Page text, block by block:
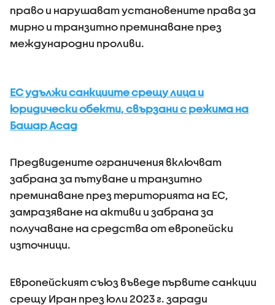
право и нарушават установените права за
мирно и транзитно преминаване през
международни проливи.
ЕС удължи санкциите срещу лица и
юридически обекти, свързани с режима на
Башар Асад
Предвидените ограничения включват
забрана за пътуване и транзитно
преминаване през територията на ЕС,
замразяване на активи и забрана за
получаване на средства от европейски
източници.
Европейският съюз въведе първите санкции
срещу Иран през юли 2023 г. заради